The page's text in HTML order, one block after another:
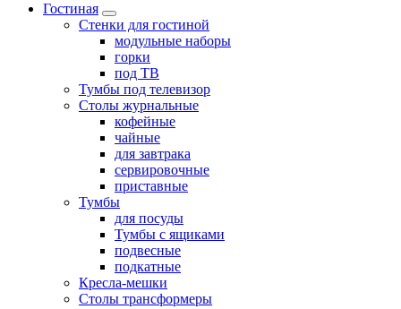
Гостиная
Стенки для гостиной
модульные наборы
горки
под ТВ
Тумбы под телевизор
Столы журнальные
кофейные
чайные
для завтрака
сервировочные
приставные
Тумбы
для посуды
Тумбы с ящиками
подвесные
подкатные
Кресла-мешки
Столы трансформеры